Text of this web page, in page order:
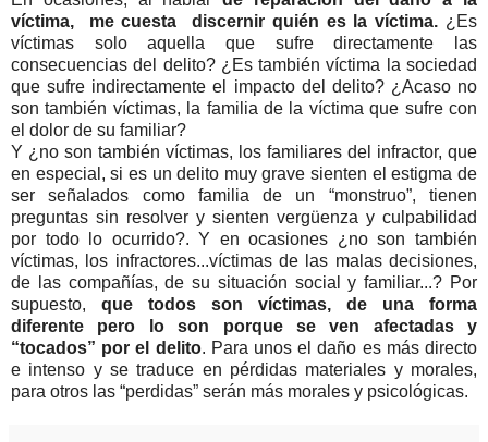
víctima, me cuesta discernir quién es la víctima. ¿Es
víctimas solo aquella que sufre directamente las
consecuencias del delito? ¿Es también víctima la sociedad
que sufre indirectamente el impacto del delito? ¿Acaso no
son también víctimas, la familia de la víctima que sufre con
el dolor de su familiar?
Y ¿no son también víctimas, los familiares del infractor, que
en especial, si es un delito muy grave sienten el estigma de
ser señalados como familia de un “monstruo”, tienen
preguntas sin resolver y sienten vergüenza y culpabilidad
por todo lo ocurrido?. Y en ocasiones ¿no son también
víctimas, los infractores...víctimas de las malas decisiones,
de las compañías, de su situación social y familiar...? Por
supuesto, que todos son víctimas, de una forma
diferente pero lo son porque se ven afectadas y
“tocados” por el delito. Para unos el daño es más directo
e intenso y se traduce en pérdidas materiales y morales,
para otros las “perdidas” serán más morales y psicológicas.